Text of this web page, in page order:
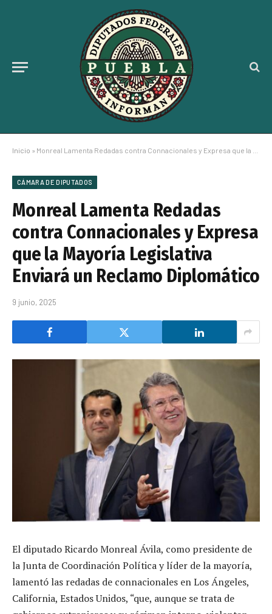
Inicio » Monreal Lamenta Redadas contra Connacionales y Expresa que la Mayoría Legislativa Enviará un Reclamo Diplomático
CÁMARA DE DIPUTADOS
Monreal Lamenta Redadas
contra Connacionales y Expresa
que la Mayoría Legislativa
Enviará un Reclamo Diplomático
9 junio, 2025
El diputado Ricardo Monreal Ávila, como presidente de
la Junta de Coordinación Política y líder de la mayoría,
lamentó las redadas de connacionales en Los Ángeles,
California, Estados Unidos, “que, aunque se trata de